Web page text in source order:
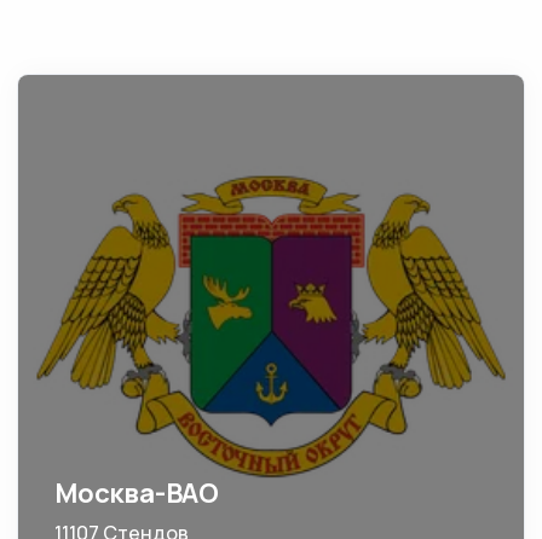
Москва-ВАО
11107 Стендов